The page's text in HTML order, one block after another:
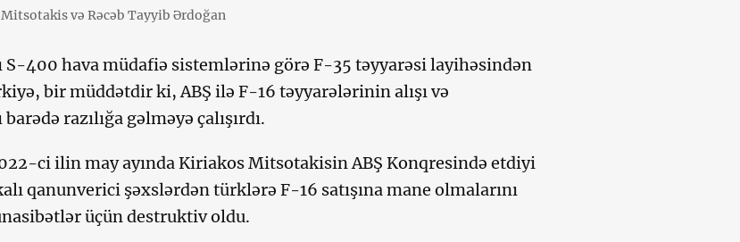
və Rəcəb Tayyib Ərdoğan
S-400 hava müdafiə sistemlərinə görə F-35 təyyarəsi layihəsindən
bir müddətdir ki, ABŞ ilə F-16 təyyarələrinin alışı və
razılığa gəlməyə çalışırdı.
ci ilin may ayında Kiriakos Mitsotakisin ABŞ Konqresində etdiyi
qanunverici şəxslərdən türklərə F-16 satışına mane olmalarını
üçün destruktiv oldu.